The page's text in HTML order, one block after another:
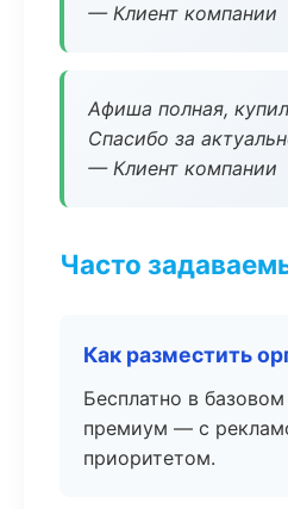
— Клиент компании
Афиша полная,
Спасибо за
— Клиент компании
Часто
Как разместить
Бесплатно в
премиум — с
приоритетом.